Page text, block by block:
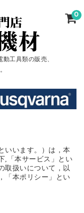
工具類の販売、
0
いいます。）は，本
,「本サービス」とい
取扱いについて，以
「本ポリシー」とい